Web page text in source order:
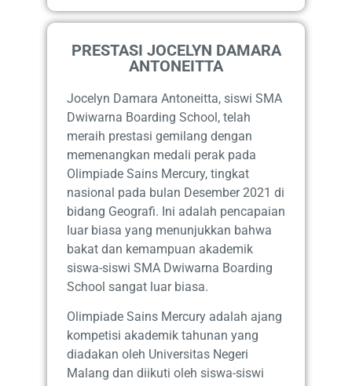
PRESTASI JOCELYN DAMARA
ANTONEITTA
Jocelyn Damara Antoneitta, siswi SMA
Dwiwarna Boarding School, telah
meraih prestasi gemilang dengan
memenangkan medali perak pada
Olimpiade Sains Mercury, tingkat
nasional pada bulan Desember 2021 di
bidang Geografi. Ini adalah pencapaian
luar biasa yang menunjukkan bahwa
bakat dan kemampuan akademik
siswa-siswi SMA Dwiwarna Boarding
School sangat luar biasa.
Olimpiade Sains Mercury adalah ajang
kompetisi akademik tahunan yang
diadakan oleh Universitas Negeri
Malang dan diikuti oleh siswa-siswi